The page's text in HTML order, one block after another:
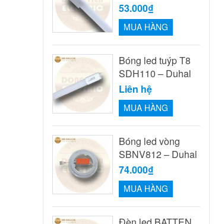
53.000₫
MUA HÀNG
Bóng led tuýp T8
SDH110 – Duhal
Liên hệ
MUA HÀNG
Bóng led vòng
SBNV812 – Duhal
74.000₫
MUA HÀNG